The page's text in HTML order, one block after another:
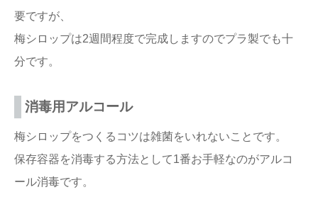
要ですが、
梅シロップは2週間程度で完成しますのでプラ製でも十
分です。
消毒用アルコール
梅シロップをつくるコツは雑菌をいれないことです。
保存容器を消毒する方法として1番お手軽なのがアルコ
ール消毒です。